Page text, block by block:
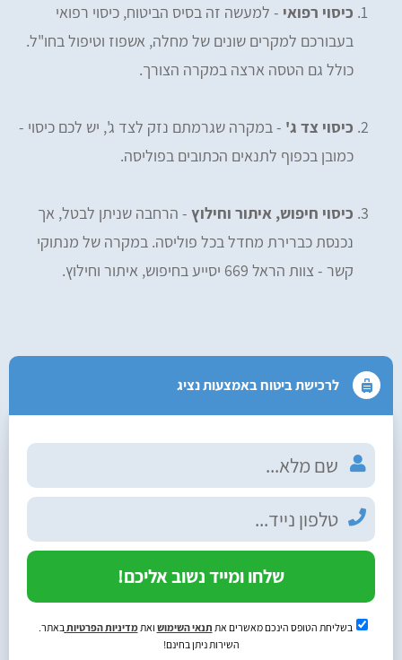
כיסוי רפואי - למעשה זה בסיס הביטוח, כיסוי רפואי
בעבורכם למקרים שונים של מחלה, אשפוז וטיפול בחו"ל.
כולל גם הטסה ארצה במקרה הצורך.
כיסוי צד ג' - במקרה שגרמתם נזק לצד ג', יש לכם כיסוי -
כמובן בכפוף לתנאים הכתובים בפוליסה.
כיסוי חיפוש, איתור וחילוץ - הרחבה שניתן לבטל, אך
נכנסת כברירת מחדל בכל פוליסה. במקרה של מנתוקי
קשר - צוות הראל 669 יסייע בחיפוש, איתור וחילוץ.
לרכישת ביטוח באמצעות נציג
שלחו ומייד נשוב אליכם!
בשליחת הטופס הינכם מאשרים את תנאי השימוש ואתמדיניות הפרטיות באתר.
השירות ניתן בחינם!